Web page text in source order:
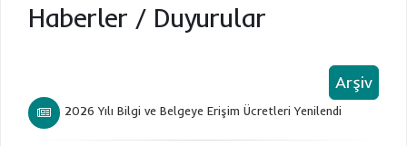
Haberler / Duyurular
Arşiv
2026 Yılı Bilgi ve Belgeye Erişim Ücretleri Yenilendi